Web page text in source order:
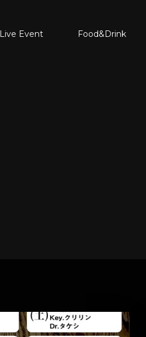
Live Event Food&Drink